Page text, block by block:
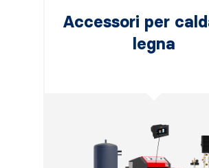
Accessori per
legna